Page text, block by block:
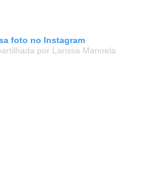
foto no Instagram
por Larissa Manoela